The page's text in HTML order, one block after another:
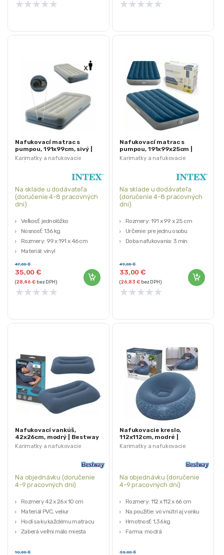
★★★★★ ★★★★★
Karimatky a nafukovacie
matrace
Nafukovací matrac s
pumpou, 191x99cm, sivý |
INTEX
Na sklade u dodávateľa
(doručenie 4-8 pracovných
dni)
Veľkosť: jednolôžko
Nosnosť: 136 kg
Rozmery: 99 x 191 x 46 cm
Materiál: vinyl
Integrovaná pumpa
35,00€
47,00€
(28,46€bez DPH)
★★★★★
Karimatky a nafukovacie
matrace
Nafukovací matrac s
pumpou, 191x99x25cm |
INTEX
Na sklade u dodávateľa
(doručenie 4-8 pracovných
dni)
Rozmery: 191 x 99 x 25 cm
Určenie: pre jednu osobu
Doba nafukovania: 3 min
33,00€
49,00€
(26,83€bez DPH)
★★★★★
Karimatky a nafukovacie
Nafukovací vankúš,
42x26cm, modrý | Bestway
Na objednávku (doručenie
4-9 pracovných dni)
Rozmery 42 x 26 x 10 cm
Materiál PVC, veliur
Hodí sa ku každému matracu
Zaberá veľmi málo miesta
10,00€
Karimatky a nafukovacie
Nafukovacie kreslo,
112x112cm, modré |
Bestway
Na objednávku (doručenie
4-9 pracovných dni)
Rozmery: 112 x 112 x 66 cm
Na použitie: vo vnútri aj vonku
Hmotnosť: 1,36 kg
Farma: modrá
30,00€